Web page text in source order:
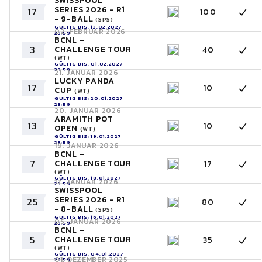
17 SERIES 2026 - R1
- 9-BALL(SPS)
GÜLTIG BIS: 13.02.2027
23:59
100
3
02. FEBRUAR 2026
BCNL –
CHALLENGE TOUR
(WT)
GÜLTIG BIS: 01.02.2027
23:59
40
17
21. JANUAR 2026
LUCKY PANDA
CUP (WT)
GÜLTIG BIS: 20.01.2027
23:59
10
13
20. JANUAR 2026
ARAMITH POT
OPEN (WT)
GÜLTIG BIS: 19.01.2027
23:59
10
7
19. JANUAR 2026
BCNL –
CHALLENGE TOUR
(WT)
GÜLTIG BIS: 18.01.2027
23:59
17
25
17. JANUAR 2026
SWISSPOOL
SERIES 2026 - R1
- 8-BALL(SPS)
GÜLTIG BIS: 16.01.2027
23:59
80
5
05. JANUAR 2026
BCNL –
CHALLENGE TOUR
(WT)
GÜLTIG BIS: 04.01.2027
23:59
35
01. DEZEMBER 2025